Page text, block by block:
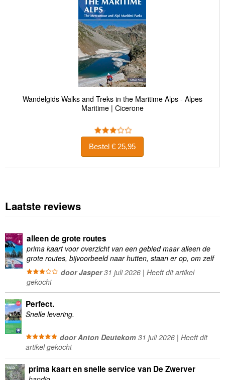
Wandelgids Walks and Treks in the Maritime Alps - Alpes
Maritime | Cicerone
Bestel € 25,95
Laatste reviews
alleen de grote routes
prima kaart voor overzicht van een gebied maar alleen de
grote routes, bijvoorbeeld naar hutten, staan er op, om zelf
wandelingen te plannen minder geschikt
door Jasper31 juli 2026 | Heeft dit artikel
gekocht
Perfect.
Snelle levering.
door Anton Deutekom31 juli 2026 | Heeft dit
artikel gekocht
prima kaart en snelle service van De Zwerver